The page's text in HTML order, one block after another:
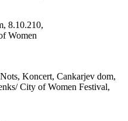
8.10.210,
Women
Koncert, Cankarjev dom,
City of Women Festival,